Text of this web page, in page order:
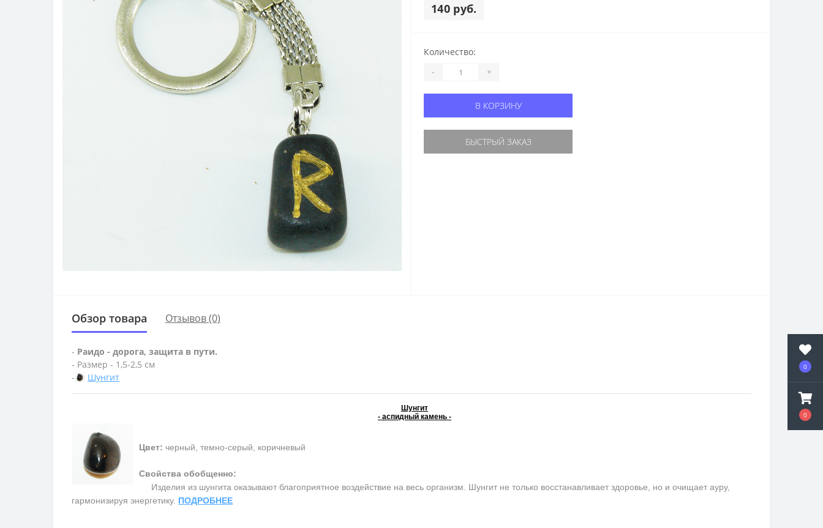
0
0
140 руб.
Количество:
- +
В КОРЗИНУ
БЫСТРЫЙ ЗАКАЗ
Обзор товара Отзывов (0)
- Раидо - дорога, защита в пути.
- Размер - 1,5-2,5 см
-
Шунгит
Шунгит
- аспидный камень -
Цвет: черный, темно-серый, коричневый
Свойства обобщенно:
Изделия из шунгита оказывают благоприятное воздействие на весь организм. Шунгит не только восстанавливает здоровье, но и очищает ауру,
гармонизируя энергетику. ПОДРОБНЕЕ